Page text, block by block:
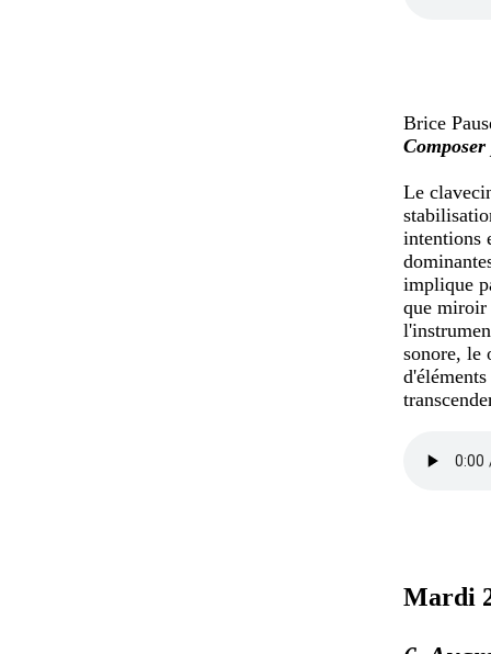
Brice
Le
intentions
implique
que miroir
sonore, le
Mardi